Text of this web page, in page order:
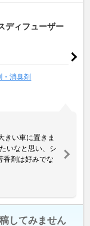
ディフューザー
・消臭剤
きい車に置きま
いなと思い、シ
香剤は好みでな
してみません